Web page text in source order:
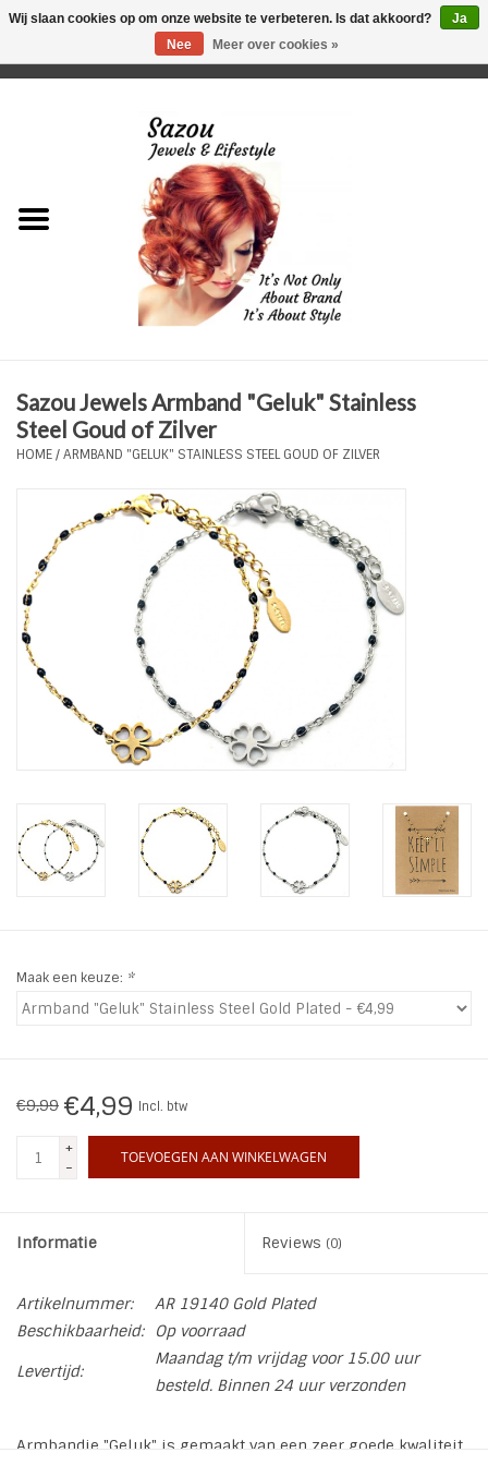
Just for Him
Plus Size Sieraden
Tassen en meer
Haaraccesoires
Zonnebrillen
Fashion
Charmin*s
Sazou Jewels Armband "Geluk" Stainless
Steel Goud of Zilver
HOME/ARMBAND "GELUK" STAINLESS STEEL GOUD OF ZILVER
Maak een keuze: *
€9,99 €4,99 Incl. btw
+
-
TOEVOEGEN AAN WINKELWAGEN
Informatie Reviews (0)
Artikelnummer:
AR 19140 Gold Plated
Beschikbaarheid:
Op voorraad
Levertijd:
Maandag t/m vrijdag voor 15.00 uur
besteld. Binnen 24 uur verzonden
Armbandje "Geluk" is gemaakt van een zeer goede kwaliteit
Wij slaan cookies op om onze website te verbeteren. Is dat akkoord?
Ja
Nee
Meer over cookies »